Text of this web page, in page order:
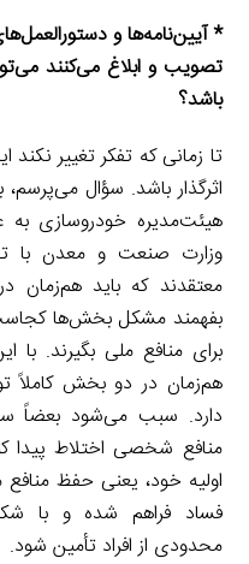
* آیین‌نامه‌ها و
تصویب و ابلاغ می‌کنند
باشد؟
تا زمانی که تفکر تغییر نکند
اثرگذار باشد. سؤال
هیئت‌مدیره خودروسازی به
وزارت صنعت و معدن با
معتقدند که باید
بفهمند مشکل بخش‌ها کجاست
برای منافع ملی بگیرند.
هم‌زمان در دو بخش کاملاً
دارد. سبب می‌شود بعضاً
منافع شخصی اختلاط پیدا
اولیه خود، یعنی حفظ
فساد فراهم شده و با
محدودی از افراد تأمین شود.